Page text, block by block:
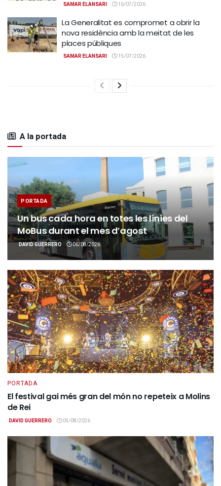
SAMAR ELANSARI 16/07/2026
La Generalitat es compromet a obrir la
nova residència amb la meitat de les
places públiques
SAMAR ELANSARI 15/07/2026
A la portada
PORTADA
Un bus cada hora en totes les línies del
MoBus durant el mes d’agost
DAVID GUERRERO 06/08/2026
PORTADA
El festival gai més gran del món no repeteix a Molins
de Rei
DAVID GUERRERO 05/08/2026